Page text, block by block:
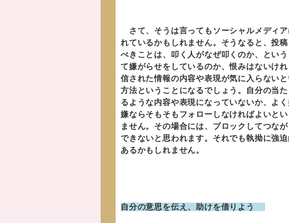
さて、そうは言ってもソーシャルメディ
れているかもしれません。そうなると、投
べきことは、叩く人がなぜ叩くのか、とい
て嫌がらせをしているのか、恨みはないけ
信された情報の内容や表現が気に入らない
方法ということになるでしょう。自分の当
るような内容や表現になっていないか、よ
嫌ならそもそもフォローしなければよいと
ません。その場合には、ブロックしてつな
できないと思われます。それでも執拗に強
あるかもしれません。
自分の意思を伝え、助けを借りよう